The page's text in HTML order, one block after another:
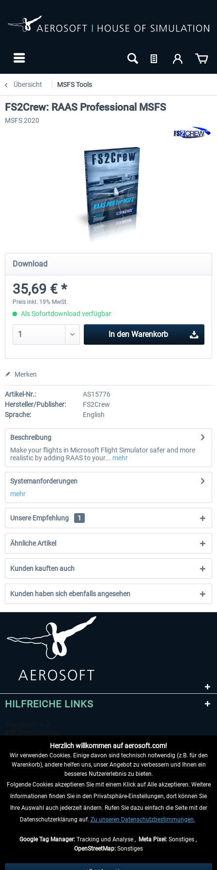
Übersicht MSFS Tools
rkApps - FSRealistic Pro MSFS
33,32 € *
Aerosoft Tool Simple
FS2Crew: RAAS Professional MSFS
MSFS 2020
Download
35,69 € *
Preis inkl. 19% MwSt.
Als Sofortdownload verfügbar
In den Warenkorb
Merken
Artikel-Nr.:
AS15776
Hersteller/Publisher:
FS2Crew
Sprache:
English
Beschreibung
Make your flights in Microsoft Flight Simulator safer and more
realistic by adding RAAS to your... mehr
Systemanforderungen
mehr
Unsere Empfehlung 1
Ähnliche Artikel
Kunden kauften auch
Kunden haben sich ebenfalls angesehen
HILFREICHE LINKS
VERTRAG WIDERRUFEN
INFORMATIONEN
Herzlich willkommen auf aerosoft.com!
Wir verwenden Cookies. Einige davon sind technisch notwendig (z.B. für den
Warenkorb), andere helfen uns, unser Angebot zu verbessern und Ihnen ein
besseres Nutzererlebnis zu bieten.
Folgende Cookies akzeptieren Sie mit einem Klick auf Alle akzeptieren. Weitere
Informationen finden Sie in den Privatsphäre-Einstellungen, dort können Sie
Ihre Auswahl auch jederzeit ändern. Rufen Sie dazu einfach die Seite mit der
Datenschutzerklärung auf. Zu unseren Datenschutzbestimmungen.
Google Tag Manager:Tracking und Analyse , Meta Pixel:Sonstiges ,
OpenStreetMap: Sonstiges